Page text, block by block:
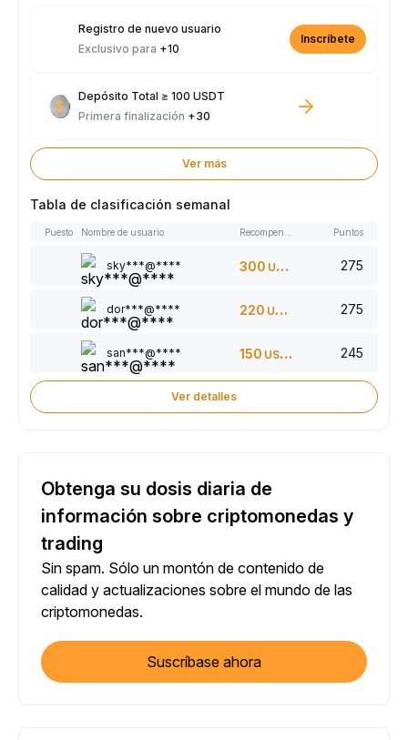
Registro de nuevo usuario
Exclusivo para +10
Inscríbete
Depósito Total ≥ 100 USDT
Primera finalización +30
Ver más
Tabla de clasificación semanal
Puesto Nombre de usuario Puntos
sky***@**** 300 USDT 275
dor***@**** 220 USDT 275
san***@**** 150 USDT 245
Ver detalles
Obtenga su dosis diaria de
información sobre criptomonedas y
trading
Sin spam. Sólo un montón de contenido de
calidad y actualizaciones sobre el mundo de las
criptomonedas.
Suscríbase ahora